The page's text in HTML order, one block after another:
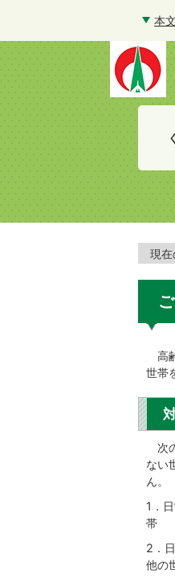
本
現在
高
世帯
次
ない
ん。
1．
帯
2．
他の